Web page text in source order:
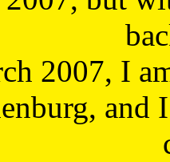
2007, I
and